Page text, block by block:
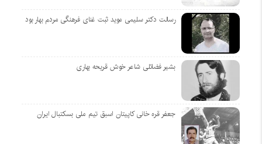
رسالت دکتر سلیمی موید ثبت غنای فرهنگی مردم بهار بود
بشیر فضائلی شاعر خوش قریحه بهاری
جعفر قره خانی كاپیتان اسبق تیم ملی بسكتبال ایران